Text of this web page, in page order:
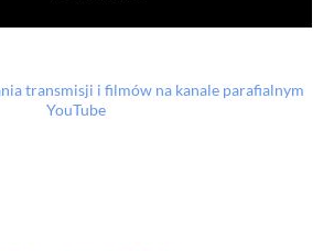
transmisji i filmów na kanale parafialnym
YouTube